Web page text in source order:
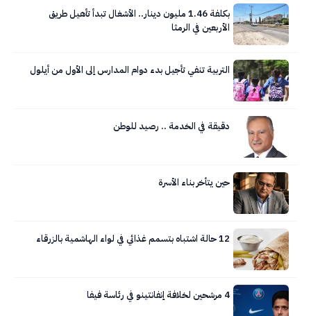
بكلفة 1.46 مليون دينار.. الأشغال تبدأ تأهيل طريق
الأربعين في الرمثا
التربية تنفي تأجيل بدء دوام المدارس إلى الأول من أيلول
دقيقة في الخدمة .. رصيد للوطن
حين يتأخر بناء الأسرة
12 حالة اشتباه بتسمم غذائي في لواء الهاشمية بالزرقاء
4 مرشحين لخلافة إنفانتينو في رئاسة فيفا